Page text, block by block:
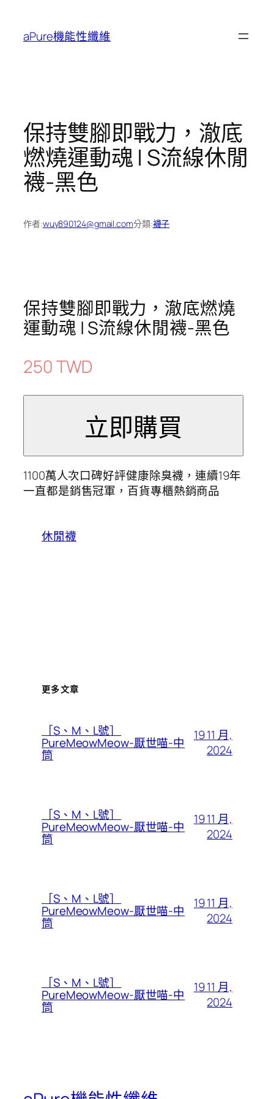
aPure機能性纖維
保持雙腳即戰力，澈底
燃燒運動魂 | S流線休閒
襪-黑色
作者:wuy890124@gmail.com分類:襪子
保持雙腳即戰力，澈底燃燒
運動魂 | S流線休閒襪-黑色
250 TWD
1100萬人次口碑好評健康除臭襪，連續19年
一直都是銷售冠軍，百貨專櫃熱銷商品
休閒襪
更多文章
［S、M、L號］
PureMeowMeow-厭世喵-中
筒
19 11 月,
2024
［S、M、L號］
PureMeowMeow-厭世喵-中
筒
19 11 月,
2024
［S、M、L號］
PureMeowMeow-厭世喵-中
筒
19 11 月,
2024
［S、M、L號］
PureMeowMeow-厭世喵-中
筒
19 11 月,
2024